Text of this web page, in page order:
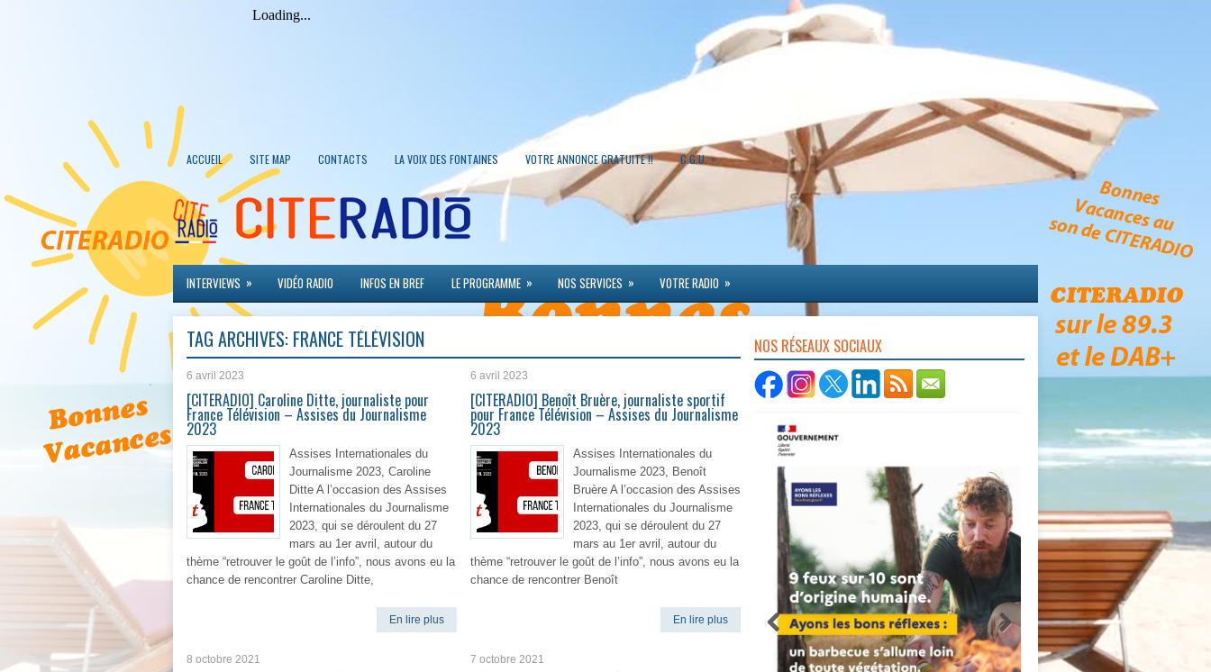
ACCUEIL SITE MAP CONTACTS LA VOIX DES FONTAINES VOTRE ANNONCE GRATUITE !! C.G.U. »
INTERVIEWS » VIDÉO RADIO INFOS EN BREF LE PROGRAMME » NOS SERVICES » VOTRE RADIO »
TAG ARCHIVES: FRANCE TÉLÉVISION
6 avril 2023
[CITERADIO] Caroline Ditte, journaliste pour
France Télévision – Assises du Journalisme
2023
Assises Internationales du
Journalisme 2023, Caroline
Ditte A l’occasion des Assises
Internationales du Journalisme
2023, qui se déroulent du 27
mars au 1er avril, autour du
thème “retrouver le goût de l’info”, nous avons eu la
chance de rencontrer Caroline Ditte,
En lire plus
6 avril 2023
[CITERADIO] Benoît Bruère, journaliste sportif
pour France Télévision – Assises du Journalisme
2023
Assises Internationales du
Journalisme 2023, Benoît
Bruère A l’occasion des Assises
Internationales du Journalisme
2023, qui se déroulent du 27
mars au 1er avril, autour du
thème “retrouver le goût de l’info”, nous avons eu la
chance de rencontrer Benoît
En lire plus
8 octobre 2021 7 octobre 2021
NOS RÉSEAUX SOCIAUX